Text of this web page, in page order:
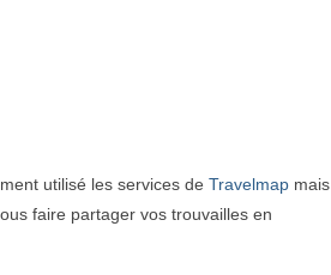
utilisé les services de Travelmap mais
faire partager vos trouvailles en